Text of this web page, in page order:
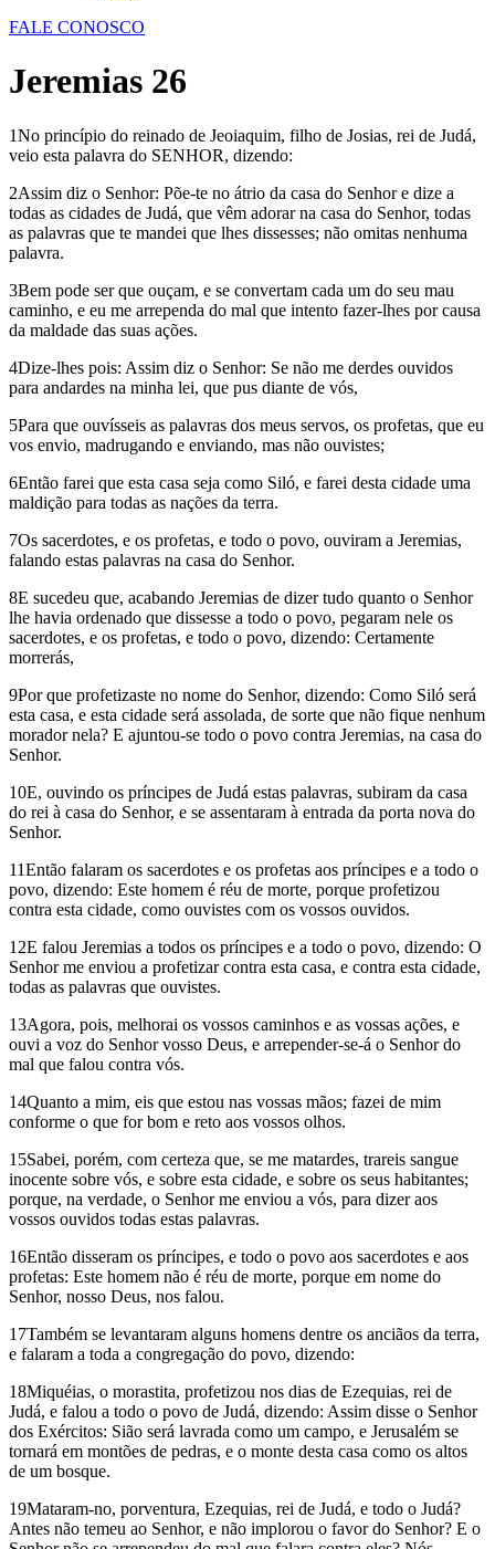
FALE CONOSCO
Jeremias 26
1No princípio do reinado de Jeoiaquim, filho de Josias, rei de Judá,
veio esta palavra do SENHOR, dizendo:
2Assim diz o Senhor: Põe-te no átrio da casa do Senhor e dize a
todas as cidades de Judá, que vêm adorar na casa do Senhor, todas
as palavras que te mandei que lhes dissesses; não omitas nenhuma
palavra.
3Bem pode ser que ouçam, e se convertam cada um do seu mau
caminho, e eu me arrependa do mal que intento fazer-lhes por causa
da maldade das suas ações.
4Dize-lhes pois: Assim diz o Senhor: Se não me derdes ouvidos
para andardes na minha lei, que pus diante de vós,
5Para que ouvísseis as palavras dos meus servos, os profetas, que eu
vos envio, madrugando e enviando, mas não ouvistes;
6Então farei que esta casa seja como Siló, e farei desta cidade uma
maldição para todas as nações da terra.
7Os sacerdotes, e os profetas, e todo o povo, ouviram a Jeremias,
falando estas palavras na casa do Senhor.
8E sucedeu que, acabando Jeremias de dizer tudo quanto o Senhor
lhe havia ordenado que dissesse a todo o povo, pegaram nele os
sacerdotes, e os profetas, e todo o povo, dizendo: Certamente
morrerás,
9Por que profetizaste no nome do Senhor, dizendo: Como Siló será
esta casa, e esta cidade será assolada, de sorte que não fique nenhum
morador nela? E ajuntou-se todo o povo contra Jeremias, na casa do
Senhor.
10E, ouvindo os príncipes de Judá estas palavras, subiram da casa
do rei à casa do Senhor, e se assentaram à entrada da porta nova do
Senhor.
11Então falaram os sacerdotes e os profetas aos príncipes e a todo o
povo, dizendo: Este homem é réu de morte, porque profetizou
contra esta cidade, como ouvistes com os vossos ouvidos.
12E falou Jeremias a todos os príncipes e a todo o povo, dizendo: O
Senhor me enviou a profetizar contra esta casa, e contra esta cidade,
todas as palavras que ouvistes.
13Agora, pois, melhorai os vossos caminhos e as vossas ações, e
ouvi a voz do Senhor vosso Deus, e arrepender-se-á o Senhor do
mal que falou contra vós.
14Quanto a mim, eis que estou nas vossas mãos; fazei de mim
conforme o que for bom e reto aos vossos olhos.
15Sabei, porém, com certeza que, se me matardes, trareis sangue
inocente sobre vós, e sobre esta cidade, e sobre os seus habitantes;
porque, na verdade, o Senhor me enviou a vós, para dizer aos
vossos ouvidos todas estas palavras.
16Então disseram os príncipes, e todo o povo aos sacerdotes e aos
profetas: Este homem não é réu de morte, porque em nome do
Senhor, nosso Deus, nos falou.
17Também se levantaram alguns homens dentre os anciãos da terra,
e falaram a toda a congregação do povo, dizendo:
18Miquéias, o morastita, profetizou nos dias de Ezequias, rei de
Judá, e falou a todo o povo de Judá, dizendo: Assim disse o Senhor
dos Exércitos: Sião será lavrada como um campo, e Jerusalém se
tornará em montões de pedras, e o monte desta casa como os altos
de um bosque.
19Mataram-no, porventura, Ezequias, rei de Judá, e todo o Judá?
Antes não temeu ao Senhor, e não implorou o favor do Senhor? E o